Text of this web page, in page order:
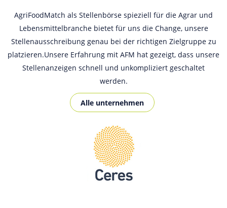
AgriFoodMatch als Stellenbörse spieziell für die Agrar und
Lebensmittelbranche bietet für uns die Change, unsere
Stellenausschreibung genau bei der richtigen Zielgruppe zu
platzieren.Unsere Erfahrung mit AFM hat gezeigt, dass unsere
Stellenanzeigen schnell und unkompliziert geschaltet
werden.
Alle unternehmen